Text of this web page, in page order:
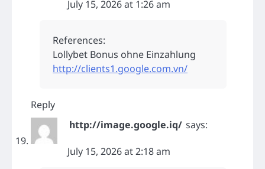
July 15, 2026 at 1:26 am
References:
Lollybet Bonus ohne Einzahlung
http://clients1.google.com.vn/
Reply
http://image.google.iq/ says:
July 15, 2026 at 2:18 am